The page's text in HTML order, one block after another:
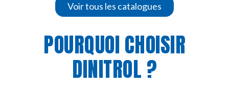
Voir tous les catalogues
POURQUOI CHOISIR
DINITROL ?​